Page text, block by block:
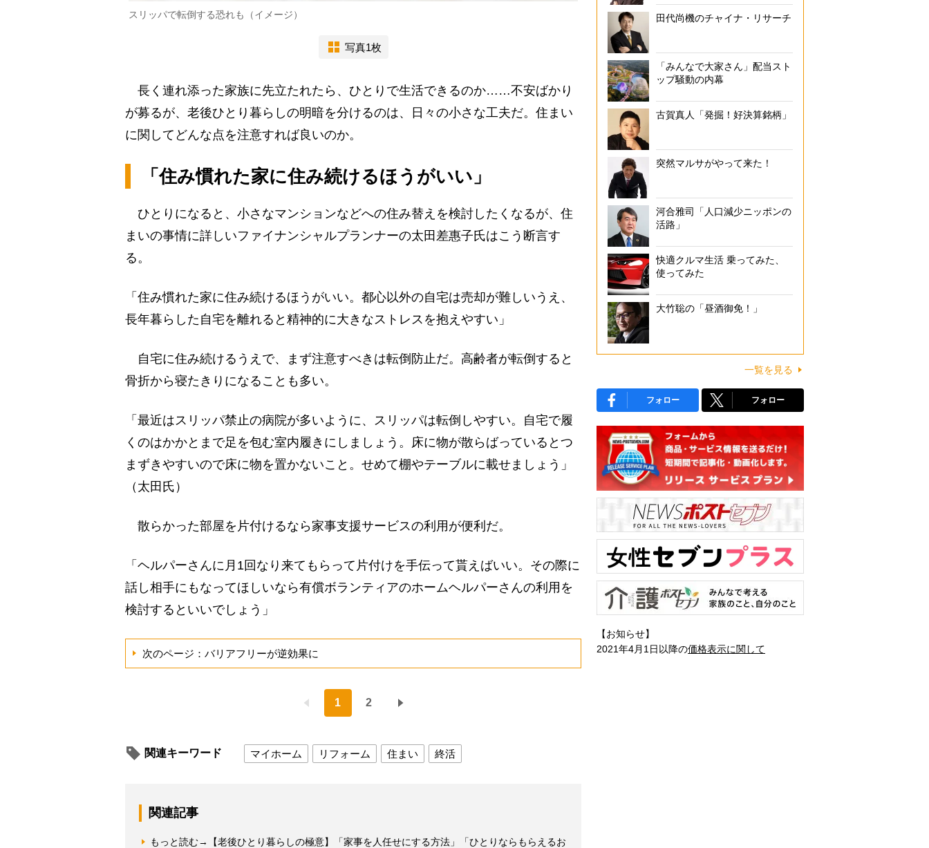
スリッパで転倒する恐れも（イメージ）
写真1枚
長く連れ添った家族に先立たれたら、ひとりで生活できるのか……不安ばかり
が募るが、老後ひとり暮らしの明暗を分けるのは、日々の小さな工夫だ。住まい
に関してどんな点を注意すれば良いのか。
「住み慣れた家に住み続けるほうがいい」
ひとりになると、小さなマンションなどへの住み替えを検討したくなるが、住
まいの事情に詳しいファイナンシャルプランナーの太田差惠子氏はこう断言す
る。
「住み慣れた家に住み続けるほうがいい。都心以外の自宅は売却が難しいうえ、
長年暮らした自宅を離れると精神的に大きなストレスを抱えやすい」
自宅に住み続けるうえで、まず注意すべきは転倒防止だ。高齢者が転倒すると
骨折から寝たきりになることも多い。
「最近はスリッパ禁止の病院が多いように、スリッパは転倒しやすい。自宅で履
くのはかかとまで足を包む室内履きにしましょう。床に物が散らばっているとつ
まずきやすいので床に物を置かないこと。せめて棚やテーブルに載せましょう」
（太田氏）
散らかった部屋を片付けるなら家事支援サービスの利用が便利だ。
「ヘルパーさんに月1回なり来てもらって片付けを手伝って貰えばいい。その際に
話し相手にもなってほしいなら有償ボランティアのホームヘルパーさんの利用を
検討するといいでしょう」
次のページ：バリアフリーが逆効果に
1 2
関連キーワード マイホーム リフォーム 住まい 終活
関連記事
もっと読む→【老後ひとり暮らしの極意】「家事を人任せにする方法」「ひとりならもらえるお
田代尚機のチャイナ・リサーチ
「みんなで大家さん」配当スト
ップ騒動の内幕
古賀真人「発掘！好決算銘柄」
突然マルサがやって来た！
河合雅司「人口減少ニッポンの
活路」
快適クルマ生活 乗ってみた、
使ってみた
大竹聡の「昼酒御免！」
一覧を見る
フォロー フォロー
【お知らせ】
2021年4月1日以降の価格表示に関して